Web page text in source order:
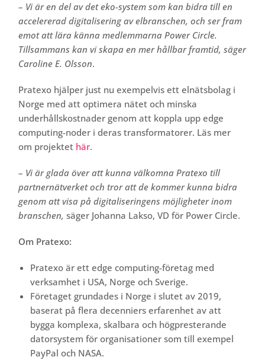
– Vi är en del av det eko-system som kan bidra till en
accelererad digitalisering av elbranschen, och ser fram
emot att lära känna medlemmarna Power Circle.
Tillsammans kan vi skapa en mer hållbar framtid, säger
Caroline E. Olsson.
Pratexo hjälper just nu exempelvis ett elnätsbolag i
Norge med att optimera nätet och minska
underhållskostnader genom att koppla upp edge
computing-noder i deras transformatorer. Läs mer
om projektet här.
– Vi är glada över att kunna välkomna Pratexo till
partnernätverket och tror att de kommer kunna bidra
genom att visa på digitaliseringens möjligheter inom
branschen,säger Johanna Lakso, VD för Power Circle.
Om Pratexo:
Pratexo är ett edge computing-företag med
verksamhet i USA, Norge och Sverige.
Företaget grundades i Norge i slutet av 2019,
baserat på flera decenniers erfarenhet av att
bygga komplexa, skalbara och högpresterande
datorsystem för organisationer som till exempel
PayPal och NASA.